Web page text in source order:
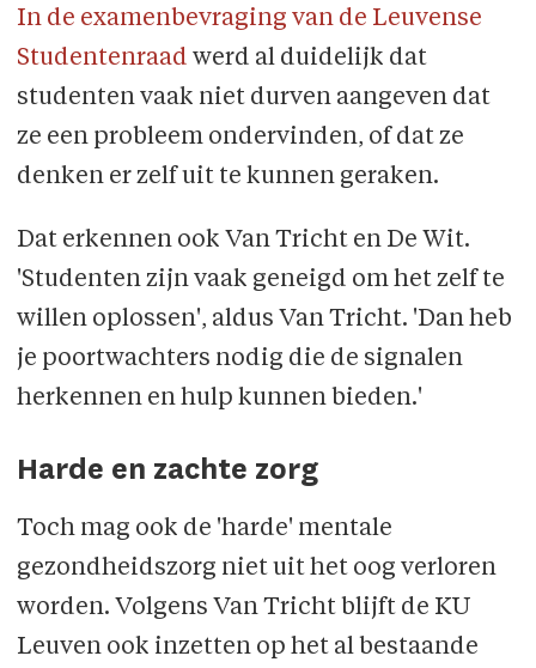
In de examenbevraging van de Leuvense
Studentenraad werd al duidelijk dat
studenten vaak niet durven aangeven dat
ze een probleem ondervinden, of dat ze
denken er zelf uit te kunnen geraken.
Dat erkennen ook Van Tricht en De Wit.
'Studenten zijn vaak geneigd om het zelf te
willen oplossen', aldus Van Tricht. 'Dan heb
je poortwachters nodig die de signalen
herkennen en hulp kunnen bieden.'
Harde en zachte zorg
Toch mag ook de 'harde' mentale
gezondheidszorg niet uit het oog verloren
worden. Volgens Van Tricht blijft de KU
Leuven ook inzetten op het al bestaande